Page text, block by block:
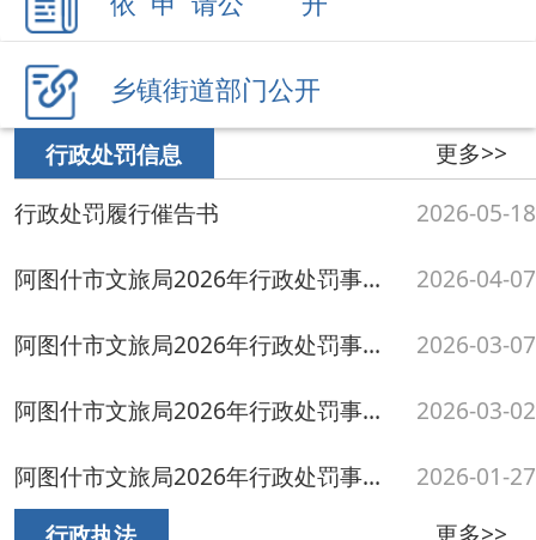
阿图什市文旅局2026年行政处罚事项公示（2月份） 2026-03-02
阿图什市文旅局2026年行政处罚事项公示（1月份）
行政执法
更多>>
市文旅局开展《民法典》普法宣传活动
2026-05-31
阿图什市文旅局组织开展全市文旅系统2026年第一季度消防安全专题培训 2026-03-17
阿图什市文旅局开展文旅市场迎新春联合检查行动 2026-02-27
阿图什市文旅局元旦期间开展文化市场执法检查
2026-01-27